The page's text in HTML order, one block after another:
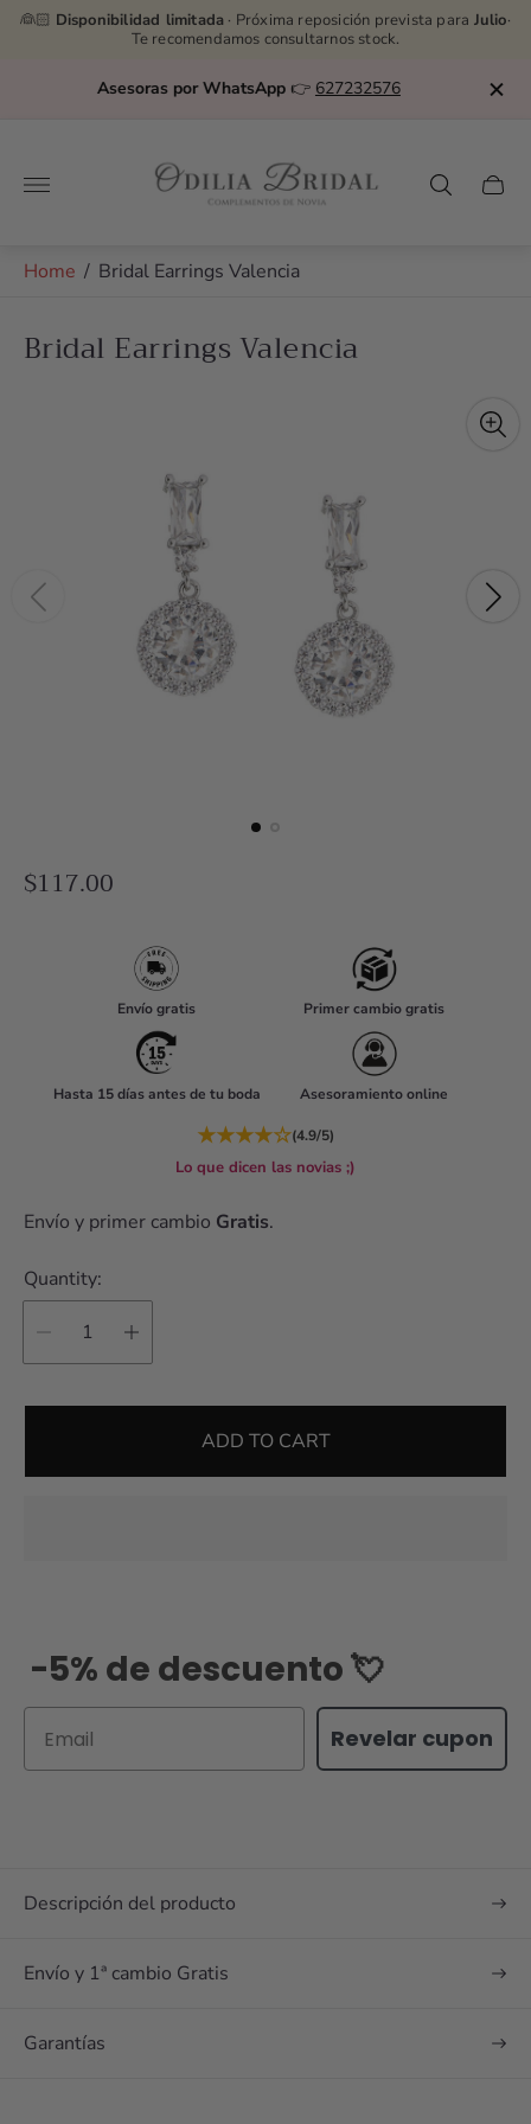
👰🏻 Disponibilidad limitada · Próxima reposición prevista para Julio·
Te recomendamos consultarnos stock.
💸Puedes dividir tu pago en 3 cuotas al 0%
Store
logo"
Cart
Home / Bridal Earrings Valencia
Bridal Earrings Valencia
R
c
e
$117.00
Envío gratis Primer cambio gratis
Hasta 15 días antes de tu boda Asesoramiento online
★★★★☆(4.9/5)
Lo que dicen las novias ;)
Envío y primer cambio Gratis.
Quantity:
ADD TO CART
-5% de descuento 💘
Revelar cupon
Descripción del producto
Envío y 1ª cambio Gratis
Garantías